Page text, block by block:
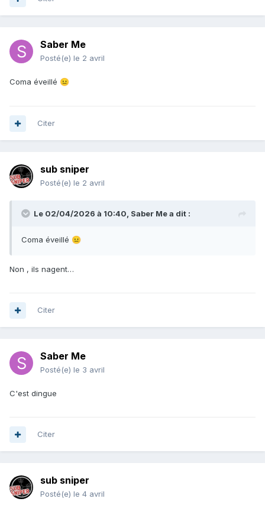
Saber Me
Posté(e) le 2 avril
Coma éveillé 😐
Citer
sub sniper
Posté(e) le 2 avril
Le 02/04/2026 à 10:40, Saber Mea dit :
Coma éveillé 😐
Non , ils nagent…
Citer
Saber Me
Posté(e) le 3 avril
C'est dingue
Citer
sub sniper
Posté(e) le 4 avril